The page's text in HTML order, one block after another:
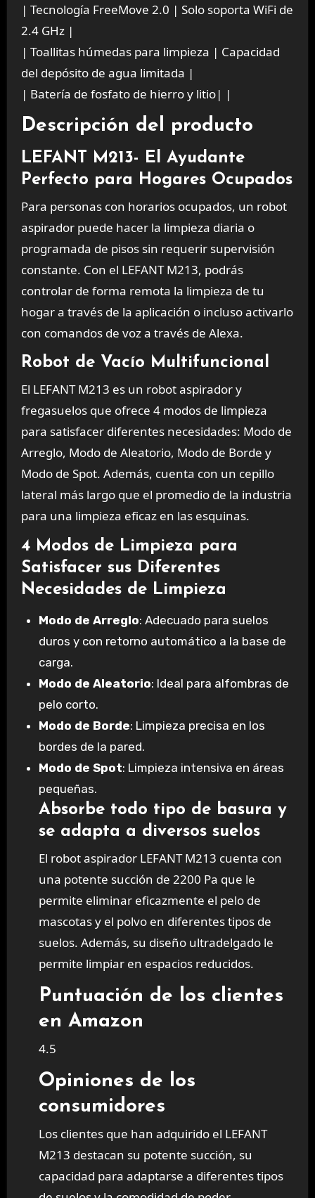
| Tecnología FreeMove 2.0 | Solo soporta WiFi de
2.4 GHz |
| Toallitas húmedas para limpieza | Capacidad
del depósito de agua limitada |
| Batería de fosfato de hierro y litio| |
Descripción del producto
LEFANT M213- El Ayudante
Perfecto para Hogares Ocupados
Para personas con horarios ocupados, un robot
aspirador puede hacer la limpieza diaria o
programada de pisos sin requerir supervisión
constante. Con el LEFANT M213, podrás
controlar de forma remota la limpieza de tu
hogar a través de la aplicación o incluso activarlo
con comandos de voz a través de Alexa.
Robot de Vacío Multifuncional
El LEFANT M213 es un robot aspirador y
fregasuelos que ofrece 4 modos de limpieza
para satisfacer diferentes necesidades: Modo de
Arreglo, Modo de Aleatorio, Modo de Borde y
Modo de Spot. Además, cuenta con un cepillo
lateral más largo que el promedio de la industria
para una limpieza eficaz en las esquinas.
4 Modos de Limpieza para
Satisfacer sus Diferentes
Necesidades de Limpieza
Modo de Arreglo: Adecuado para suelos
duros y con retorno automático a la base de
carga.
Modo de Aleatorio: Ideal para alfombras de
pelo corto.
Modo de Borde: Limpieza precisa en los
bordes de la pared.
Modo de Spot: Limpieza intensiva en áreas
pequeñas.
Absorbe todo tipo de basura y
se adapta a diversos suelos
El robot aspirador LEFANT M213 cuenta con
una potente succión de 2200 Pa que le
permite eliminar eficazmente el pelo de
mascotas y el polvo en diferentes tipos de
suelos. Además, su diseño ultradelgado le
permite limpiar en espacios reducidos.
Puntuación de los clientes
en Amazon
4.5
Opiniones de los
consumidores
Los clientes que han adquirido el LEFANT
M213 destacan su potente succión, su
capacidad para adaptarse a diferentes tipos